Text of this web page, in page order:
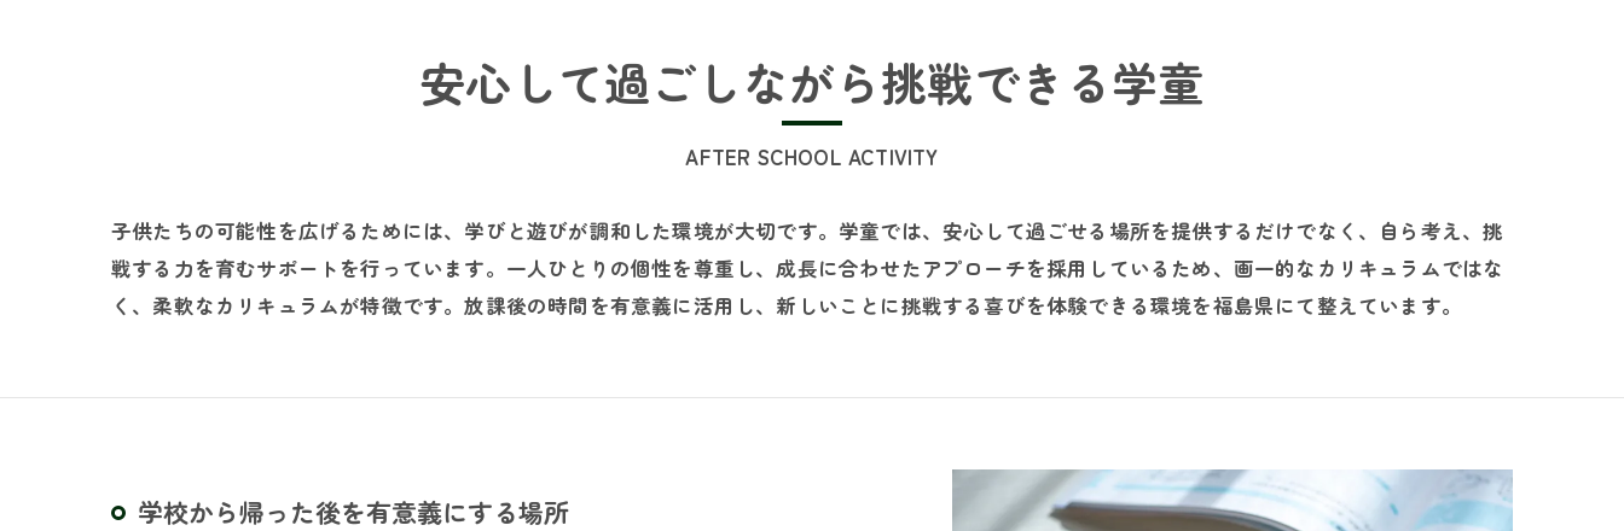
安心して過ごしながら挑戦できる学童
AFTER SCHOOL ACTIVITY
子供たちの可能性を広げるためには、学びと遊びが調和した環境が大切です。学童では、安心して過ごせる場所を提供するだけでなく、自ら考え、挑
戦する力を育むサポートを行っています。一人ひとりの個性を尊重し、成長に合わせたアプローチを採用しているため、画一的なカリキュラムではな
く、柔軟なカリキュラムが特徴です。放課後の時間を有意義に活用し、新しいことに挑戦する喜びを体験できる環境を福島県にて整えています。
学校から帰った後を有意義にする場所